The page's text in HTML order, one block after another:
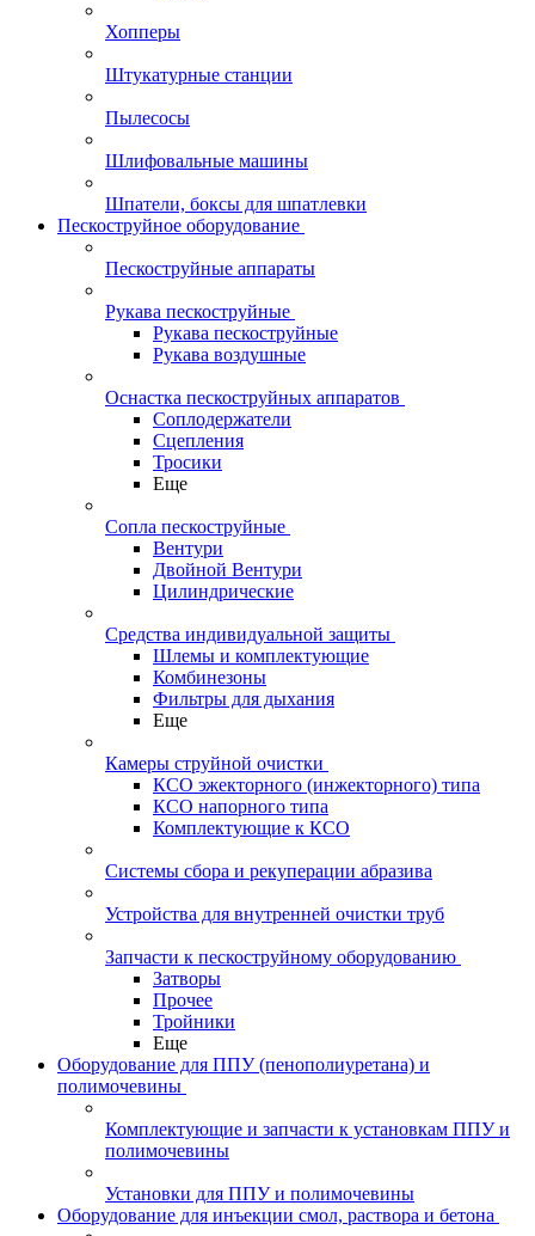
Хопперы
Штукатурные станции
Пылесосы
Шлифовальные машины
Шпатели, боксы для шпатлевки
Пескоструйное оборудование
Пескоструйные аппараты
Рукава пескоструйные
Рукава пескоструйные
Рукава воздушные
Оснастка пескоструйных аппаратов
Соплодержатели
Сцепления
Тросики
Еще
Сопла пескоструйные
Вентури
Двойной Вентури
Цилиндрические
Средства индивидуальной защиты
Шлемы и комплектующие
Комбинезоны
Фильтры для дыхания
Еще
Камеры струйной очистки
КСО эжекторного (инжекторного) типа
КСО напорного типа
Комплектующие к КСО
Системы сбора и рекуперации абразива
Устройства для внутренней очистки труб
Запчасти к пескоструйному оборудованию
Затворы
Прочее
Тройники
Еще
Оборудование для ППУ (пенополиуретана) и
полимочевины
Комплектующие и запчасти к установкам ППУ и
полимочевины
Установки для ППУ и полимочевины
Оборудование для инъекции смол, раствора и бетона